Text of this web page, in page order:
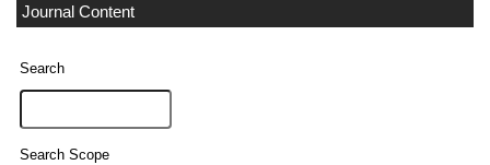
Journal Content
Search
Search Scope